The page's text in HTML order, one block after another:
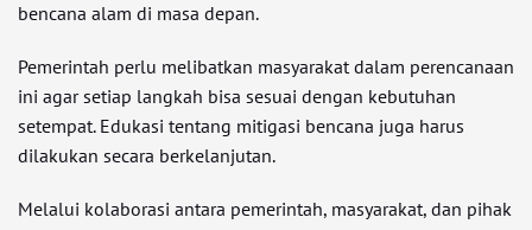
bencana alam di masa depan.
Pemerintah perlu melibatkan masyarakat dalam perencanaan
ini agar setiap langkah bisa sesuai dengan kebutuhan
setempat. Edukasi tentang mitigasi bencana juga harus
dilakukan secara berkelanjutan.
Melalui kolaborasi antara pemerintah, masyarakat, dan pihak